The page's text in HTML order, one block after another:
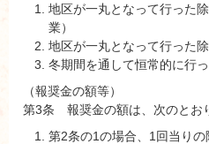
地区が一丸となって行った
業）
地区が一丸となって行った
冬期間を通して恒常的に行
（報奨金の額等）
第3条 報奨金の額は、次のとお
第2条の1の場合、1回当り